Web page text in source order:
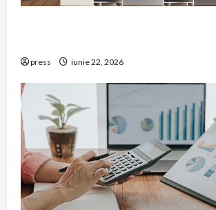
press iunie 22, 2026